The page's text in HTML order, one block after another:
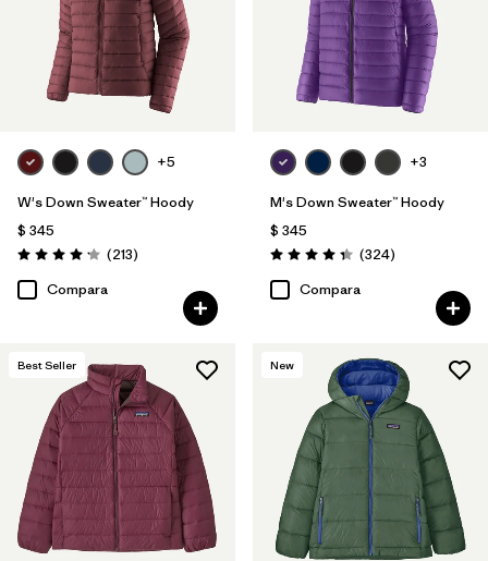
+5
W's Down Sweater™ Hoody
$ 345
Valoración: 4.2 / 5
(213Comentarios
)
Compara
+3
M's Down Sweater™ Hoody
$ 345
Valoración: 4.4 / 5
(324Comentarios
)
Compara
Best Seller New